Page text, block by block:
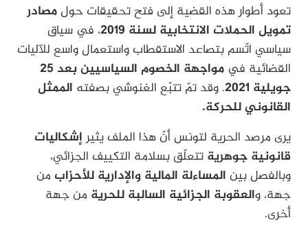
تعود أطوار هذه القضية إلى فتح تحقيقات حولمصادر
تمويل الحملات الانتخابية لسنة 2019
، في سياق
سياسي اتّسم بتصاعد الاستقطاب واستعمال واسع للآليات
القضائية في
مواجهة الخصوم السياسيين بعد 25
جويلية 2021
. وقد تمّ تتبّع الغنوشي بصفته الممثل
القانوني للحركة.
يرى مرصد الحرية لتونس أنّ هذا الملف يثيرإشكاليات
قانونية جوهرية تتعلّق بسلامة التكييف الجزائي،
وبالفصل بين المساءلة المالية والإدارية للأحزاب من
جهة، والعقوبة الجزائية السالبة للحرية من جهة
أخرى.